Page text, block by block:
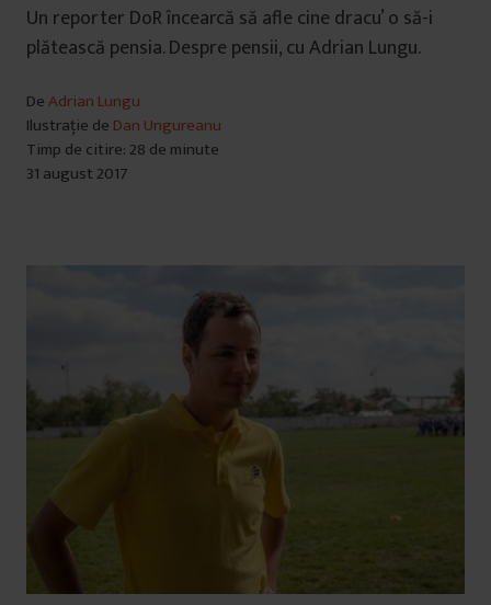
Un reporter DoR încearcă să afle cine dracu’ o să-i
plătească pensia. Despre pensii, cu Adrian Lungu.
DeAdrian Lungu
Ilustrație de Dan Ungureanu
Timp de citire: 28 de minute
31 august 2017